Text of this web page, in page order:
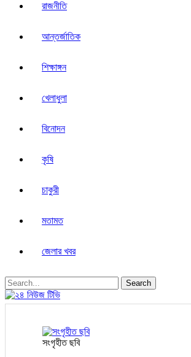
রাজনীতি
আন্তর্জাতিক
শিক্ষাঙ্গন
খেলাধুলা
বিনোদন
কৃষি
চাকুরী
মতামত
জেলার খবর
সংগৃহীত ছবি